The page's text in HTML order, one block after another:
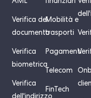
Verifica del
documento
Verifica
biometrica
Verifica
Mobilità e
trasporti
Pagamenti
Telecom
FinTech